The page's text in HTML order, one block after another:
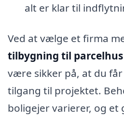
alt er klar til
Ved at vælge et firma
tilbygning til parcelhus
være sikker på, at du
tilgang til projektet.
boligejer varierer, og et